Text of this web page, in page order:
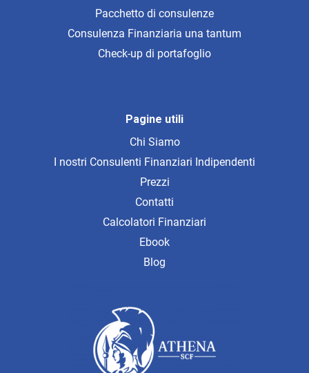
Pagine utili
Chi Siamo
I nostri Consulenti Finanziari Indipendenti
Prezzi
Contatti
Calcolatori Finanziari
Ebook
Blog
Pacchetto di consulenze
Consulenza Finanziaria una tantum
Check-up di portafoglio